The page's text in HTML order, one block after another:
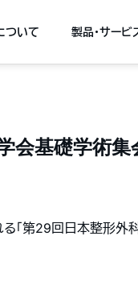
ついて 製品・サービ
会基礎学術
る「第29回日本整形